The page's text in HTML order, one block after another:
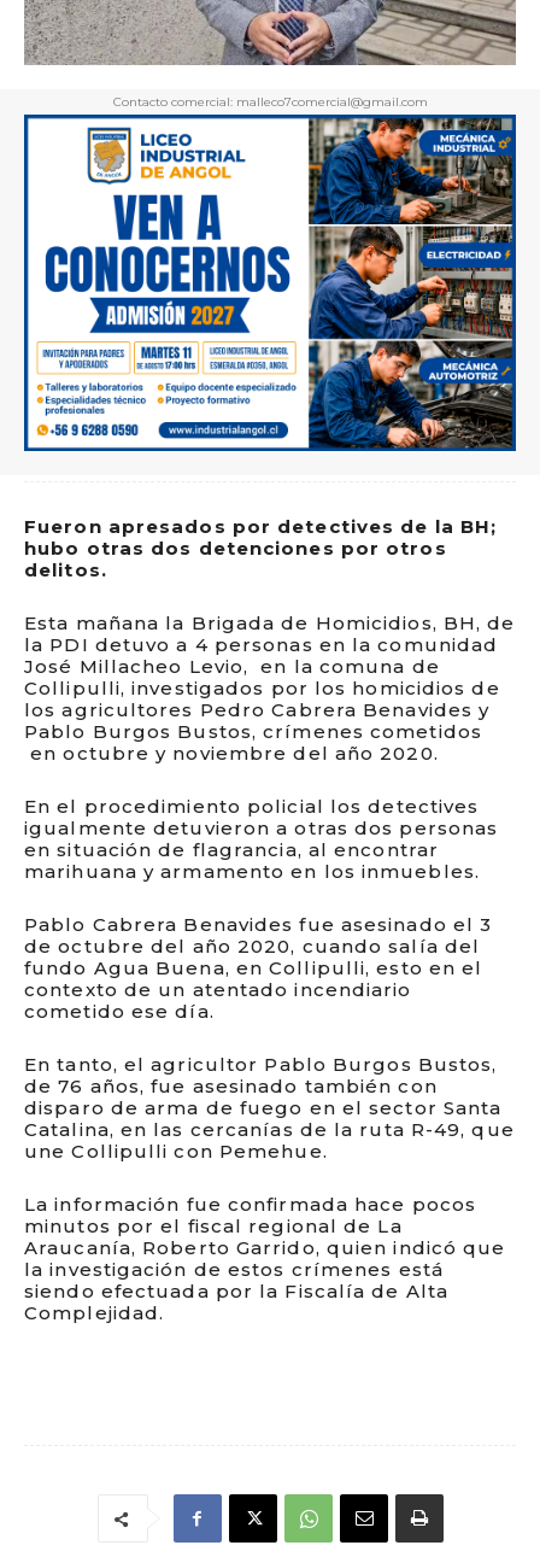
Contacto comercial: malleco7comercial@gmail.com
Fueron apresados por detectives de la BH;
hubo otras dos detenciones por otros
delitos.
Esta mañana la Brigada de Homicidios, BH, de
la PDI detuvo a 4 personas en la comunidad
José Millacheo Levio, en la comuna de
Collipulli, investigados por los homicidios de
los agricultores Pedro Cabrera Benavides y
Pablo Burgos Bustos, crímenes cometidos
en octubre y noviembre del año 2020.
En el procedimiento policial los detectives
igualmente detuvieron a otras dos personas
en situación de flagrancia, al encontrar
marihuana y armamento en los inmuebles.
Pablo Cabrera Benavides fue asesinado el 3
de octubre del año 2020, cuando salía del
fundo Agua Buena, en Collipulli, esto en el
contexto de un atentado incendiario
cometido ese día.
En tanto, el agricultor Pablo Burgos Bustos,
de 76 años, fue asesinado también con
disparo de arma de fuego en el sector Santa
Catalina, en las cercanías de la ruta R-49, que
une Collipulli con Pemehue.
La información fue confirmada hace pocos
minutos por el fiscal regional de La
Araucanía, Roberto Garrido, quien indicó que
la investigación de estos crímenes está
siendo efectuada por la Fiscalía de Alta
Complejidad.